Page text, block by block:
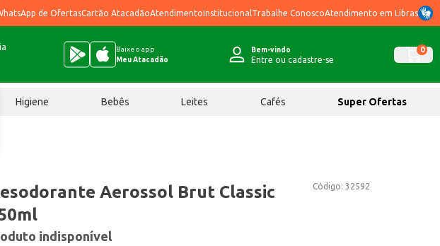
de OfertasCartão AtacadãoAtendimentoInstitucional Trabalhe ConoscoAtendimento em Libras
Baixe o app
Meu Atacadão
Bem-vindo
Entre ou cadastre-se
0
Higiene Bebês Leites Cafés Super Ofertas
Código: 32592
Aerossol Brut Classic
indisponível